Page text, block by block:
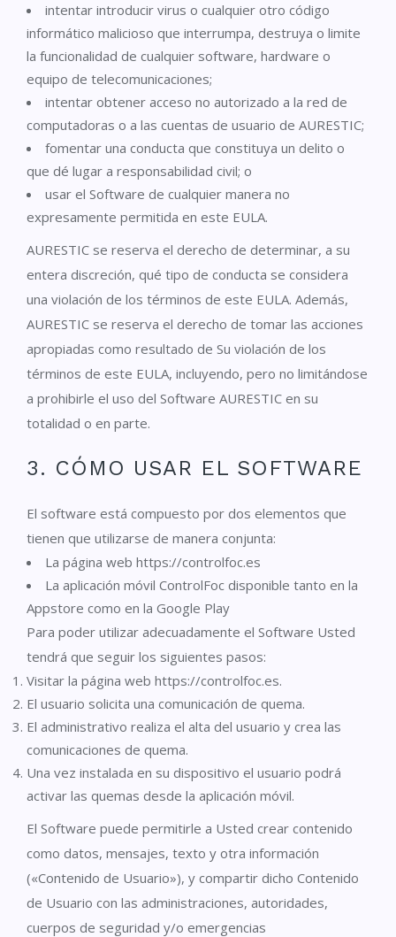
intentar introducir virus o cualquier otro código
informático malicioso que interrumpa, destruya o limite
la funcionalidad de cualquier software, hardware o
equipo de telecomunicaciones;
intentar obtener acceso no autorizado a la red de
computadoras o a las cuentas de usuario de AURESTIC;
fomentar una conducta que constituya un delito o
que dé lugar a responsabilidad civil; o
usar el Software de cualquier manera no
expresamente permitida en este EULA.
AURESTIC se reserva el derecho de determinar, a su
entera discreción, qué tipo de conducta se considera
una violación de los términos de este EULA. Además,
AURESTIC se reserva el derecho de tomar las acciones
apropiadas como resultado de Su violación de los
términos de este EULA, incluyendo, pero no limitándose
a prohibirle el uso del Software AURESTIC en su
totalidad o en parte.
3. CÓMO USAR EL SOFTWARE
El software está compuesto por dos elementos que
tienen que utilizarse de manera conjunta:
La página web https://controlfoc.es
La aplicación móvil ControlFoc disponible tanto en la
Appstore como en la Google Play
Para poder utilizar adecuadamente el Software Usted
tendrá que seguir los siguientes pasos:
Visitar la página web https://controlfoc.es.
El usuario solicita una comunicación de quema.
El administrativo realiza el alta del usuario y crea las
comunicaciones de quema.
Una vez instalada en su dispositivo el usuario podrá
activar las quemas desde la aplicación móvil.
El Software puede permitirle a Usted crear contenido
como datos, mensajes, texto y otra información
(«Contenido de Usuario»), y compartir dicho Contenido
de Usuario con las administraciones, autoridades,
cuerpos de seguridad y/o emergencias